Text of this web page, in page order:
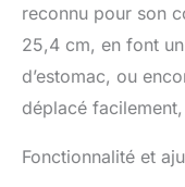
reconnu pour son
25,4 cm, en font
d’estomac, ou
déplacé
Fonctionnalité et